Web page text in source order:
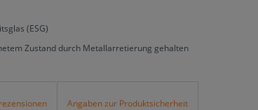
(ESG)
Zustand durch Metallarretierung gehalten
Angaben zur Produktsicherheit